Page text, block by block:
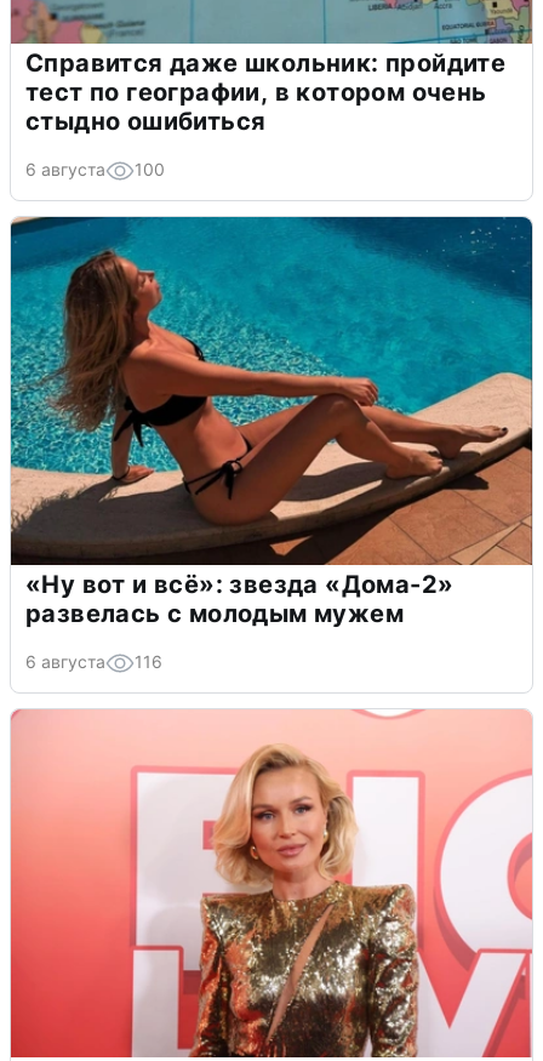
Справится даже школьник: пройдите
тест по географии, в котором очень
стыдно ошибиться
6 августа 100
«Ну вот и всё»: звезда «Дома-2»
развелась с молодым мужем
6 августа 116